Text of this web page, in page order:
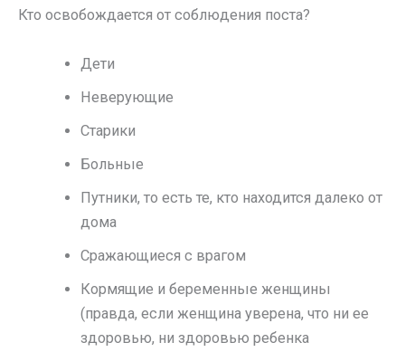
Кто освобождается от соблюдения поста?
Дети
Неверующие
Старики
Больные
Путники, то есть те, кто находится далеко от
дома
Сражающиеся с врагом
Кормящие и беременные женщины
(правда, если женщина уверена, что ни ее
здоровью, ни здоровью ребенка